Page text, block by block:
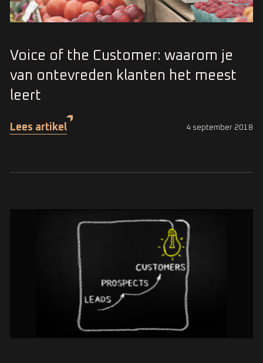
Voice of the Customer: waarom je
van ontevreden klanten het meest
leert
Lees artikel 4 september 2018